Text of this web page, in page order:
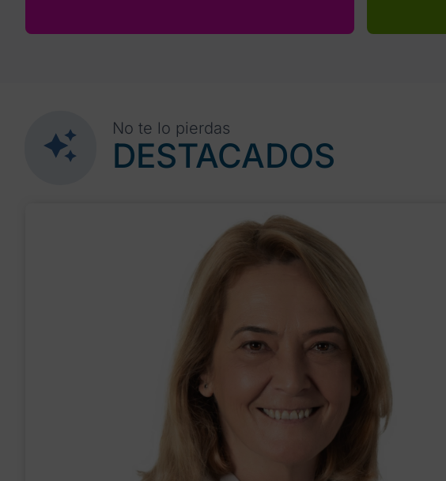
No te lo pierdas
DESTACADOS